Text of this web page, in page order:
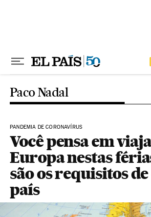
Paco Nadal
PANDEMIA DE CORONAVÍRUS
Você pensa em
Europa nestas
são os requisitos
país